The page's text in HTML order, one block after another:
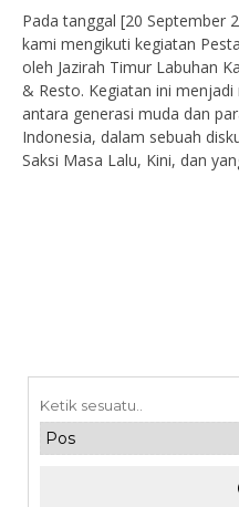
Pada tanggal [20 September
kami mengikuti kegiatan
oleh Jazirah Timur Labuhan
& Resto. Kegiatan ini
antara generasi muda dan
Indonesia, dalam sebuah
Saksi Masa Lalu, Kini, dan